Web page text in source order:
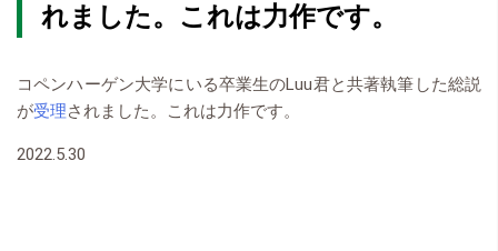
れました。これは力作です。
コペンハーゲン大学にいる卒業生のLuu君と共著執筆した総説
が受理されました。これは力作です。
2022.5.30